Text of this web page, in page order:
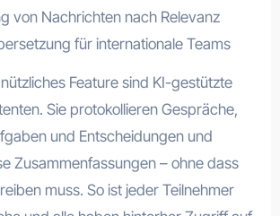
von Nachrichten nach Relevanz
für internationale Teams
Feature sind KI-gestützte
Sie protokollieren Gespräche,
und Entscheidungen und
Zusammenfassungen – ohne dass
muss. So ist jeder Teilnehmer